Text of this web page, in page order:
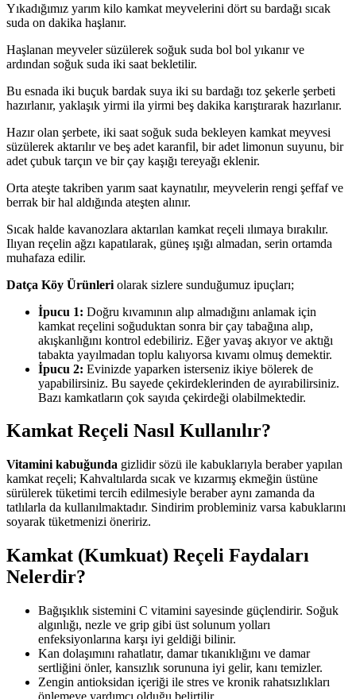
Yıkadığımız yarım kilo kamkat meyvelerini dört su bardağı sıcak
suda on dakika haşlanır.
Haşlanan meyveler süzülerek soğuk suda bol bol yıkanır ve
ardından soğuk suda iki saat bekletilir.
Bu esnada iki buçuk bardak suya iki su bardağı toz şekerle şerbeti
hazırlanır, yaklaşık yirmi ila yirmi beş dakika karıştırarak hazırlanır.
Hazır olan şerbete, iki saat soğuk suda bekleyen kamkat meyvesi
süzülerek aktarılır ve beş adet karanfil, bir adet limonun suyunu, bir
adet çubuk tarçın ve bir çay kaşığı tereyağı eklenir.
Orta ateşte takriben yarım saat kaynatılır, meyvelerin rengi şeffaf ve
berrak bir hal aldığında ateşten alınır.
Sıcak halde kavanozlara aktarılan kamkat reçeli ılımaya bırakılır.
Ilıyan reçelin ağzı kapatılarak, güneş ışığı almadan, serin ortamda
muhafaza edilir.
Datça Köy Ürünleri olarak sizlere sunduğumuz ipuçları;
İpucu 1: Doğru kıvamının alıp almadığını anlamak için
kamkat reçelini soğuduktan sonra bir çay tabağına alıp,
akışkanlığını kontrol edebiliriz. Eğer yavaş akıyor ve aktığı
tabakta yayılmadan toplu kalıyorsa kıvamı olmuş demektir.
İpucu 2: Evinizde yaparken isterseniz ikiye bölerek de
yapabilirsiniz. Bu sayede çekirdeklerinden de ayırabilirsiniz.
Bazı kamkatların çok sayıda çekirdeği olabilmektedir.
Kamkat Reçeli Nasıl Kullanılır?
Vitamini kabuğunda gizlidir sözü ile kabuklarıyla beraber yapılan
kamkat reçeli; Kahvaltılarda sıcak ve kızarmış ekmeğin üstüne
sürülerek tüketimi tercih edilmesiyle beraber aynı zamanda da
tatlılarla da kullanılmaktadır. Sindirim probleminiz varsa kabuklarını
soyarak tüketmenizi öneririz.
Kamkat (Kumkuat) Reçeli Faydaları
Nelerdir?
Bağışıklık sistemini C vitamini sayesinde güçlendirir. Soğuk
algınlığı, nezle ve grip gibi üst solunum yolları
enfeksiyonlarına karşı iyi geldiği bilinir.
Kan dolaşımını rahatlatır, damar tıkanıklığını ve damar
sertliğini önler, kansızlık sorununa iyi gelir, kanı temizler.
Zengin antioksidan içeriği ile stres ve kronik rahatsızlıkları